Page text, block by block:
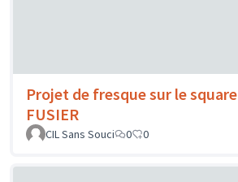
Projet de fresque sur le square
FUSIER
CIL Sans Souci
0 0